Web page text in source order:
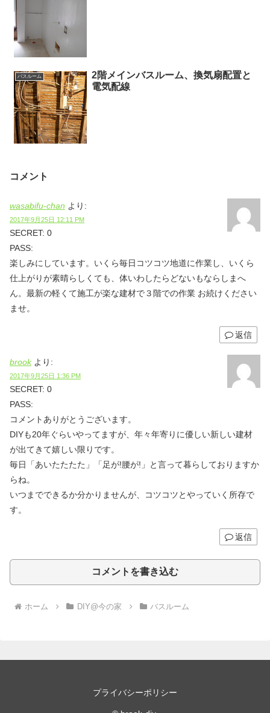
バスルーム
2階メインバスルーム、換気扇配置と
電気配線
コメント
wasabifu-chan より:
2017年9月25日 12:11 PM
SECRET: 0
PASS:
楽しみにしています。いくら毎日コツコツ地道に作業し、いくら
仕上がりが素晴らしくても、体いわしたらどないもならしまへ
ん。最新の軽くて施工が楽な建材で３階での作業 お続けください
ませ。
返信
brook より:
2017年9月25日 1:36 PM
SECRET: 0
PASS:
コメントありがとうございます。
DIYも20年ぐらいやってますが、年々年寄りに優しい新しい建材
が出てきて嬉しい限りです。
毎日「あいたたたた」「足が!腰が!」と言って暮らしておりますか
らね。
いつまでできるか分かりませんが、コツコツとやっていく所存で
す。
返信
コメントを書き込む
ホーム DIY@今の家 バスルーム
プライバシーポリシー